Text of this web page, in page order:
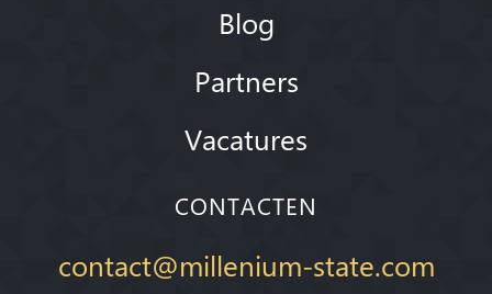
Blog
Partners
Vacatures
CONTACTEN
contact@millenium-state.com